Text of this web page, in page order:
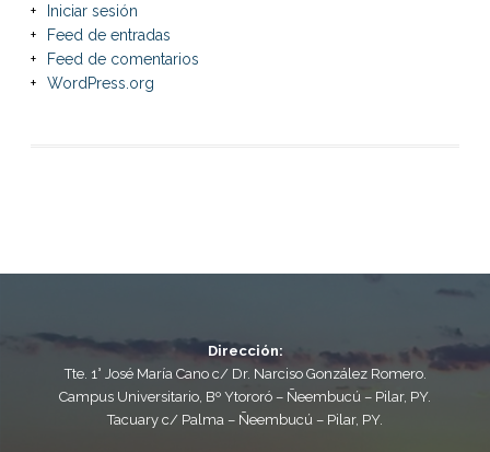
Iniciar sesión
Feed de entradas
Feed de comentarios
WordPress.org
Dirección:
Tte. 1° José María Cano c/ Dr. Narciso González Romero.
Campus Universitario, Bº Ytororó – Ñeembucú – Pilar, PY.
Tacuary c/ Palma – Ñeembucú – Pilar, PY.